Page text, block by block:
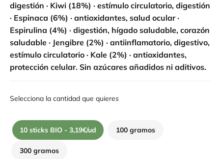
digestión · Kiwi (18%) · estímulo circulatorio, digestión
· Espinaca (6%) · antioxidantes, salud ocular ·
Espirulina (4%) · digestión, hígado saludable, corazón
saludable · Jengibre (2%) · antiinflamatorio, digestivo,
estímulo circulatorio · Kale (2%) · antioxidantes,
protección celular. Sin azúcares añadidos ni aditivos.
Selecciona la cantidad que quieres
10 sticks BIO - 3,19€/ud 100 gramos
300 gramos